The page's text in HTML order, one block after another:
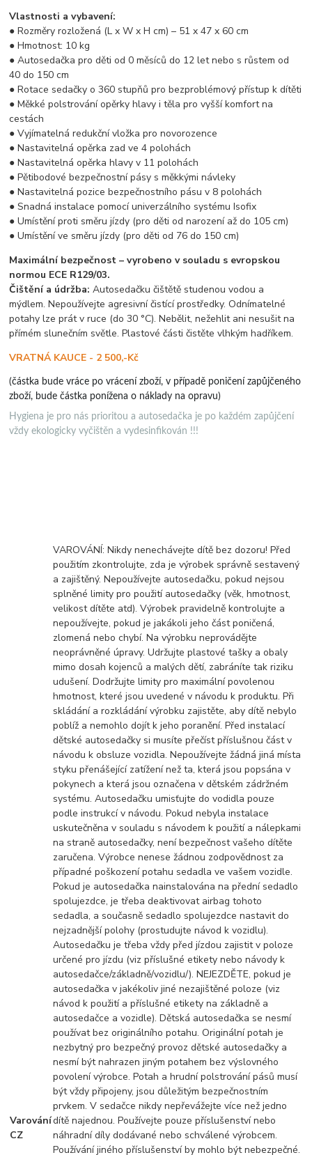
Vlastnosti a vybavení:
● Rozměry rozložená (L x W x H cm) – 51 x 47 x 60 cm
● Hmotnost: 10 kg
● Autosedačka pro děti od 0 měsíců do 12 let nebo s růstem od
40 do 150 cm
● Rotace sedačky o 360 stupňů pro bezproblémový přístup k dítěti
● Měkké polstrování opěrky hlavy i těla pro vyšší komfort na
cestách
● Vyjímatelná redukční vložka pro novorozence
● Nastavitelná opěrka zad ve 4 polohách
● Nastavitelná opěrka hlavy v 11 polohách
● Pětibodové bezpečnostní pásy s měkkými návleky
● Nastavitelná pozice bezpečnostního pásu v 8 polohách
● Snadná instalace pomocí univerzálního systému Isofix
● Umístění proti směru jízdy (pro děti od narození až do 105 cm)
● Umístění ve směru jízdy (pro děti od 76 do 150 cm)
Maximální bezpečnost – vyrobeno v souladu s evropskou
normou ECE R129/03.
Čištění a údržba: Autosedačku čištětě studenou vodou a
mýdlem. Nepoužívejte agresivní čistící prostředky. Odnímatelné
potahy lze prát v ruce (do 30 °С). Nebělit, nežehlit ani nesušit na
přímém slunečním světle. Plastové části čistěte vlhkým hadříkem.
VRATNÁ KAUCE - 2 500,-Kč
(částka bude vráce po vrácení zboží, v případě poničení zapůjčeného
zboží, bude částka ponížena o náklady na opravu)
Hygiena je pro nás prioritou a autosedačka je po každém zapůjčení
vždy ekologicky vyčištěn a vydesinfikován !!!
Varování
CZ
VAROVÁNÍ: Nikdy nenechávejte dítě bez dozoru! Před
použitím zkontrolujte, zda je výrobek správně sestavený
a zajištěný. Nepoužívejte autosedačku, pokud nejsou
splněné limity pro použití autosedačky (věk, hmotnost,
velikost dítěte atd). Výrobek pravidelně kontrolujte a
nepoužívejte, pokud je jakákoli jeho část poničená,
zlomená nebo chybí. Na výrobku neprovádějte
neoprávněné úpravy. Udržujte plastové tašky a obaly
mimo dosah kojenců a malých dětí, zabráníte tak riziku
udušení. Dodržujte limity pro maximální povolenou
hmotnost, které jsou uvedené v návodu k produktu. Při
skládání a rozkládání výrobku zajistěte, aby dítě nebylo
poblíž a nemohlo dojít k jeho poranění. Před instalací
dětské autosedačky si musíte přečíst příslušnou část v
návodu k obsluze vozidla. Nepoužívejte žádná jiná místa
styku přenášející zatížení než ta, která jsou popsána v
pokynech a která jsou označena v dětském zádržném
systému. Autosedačku umisťujte do vodidla pouze
podle instrukcí v návodu. Pokud nebyla instalace
uskutečněna v souladu s návodem k použití a nálepkami
na straně autosedačky, není bezpečnost vašeho dítěte
zaručena. Výrobce nenese žádnou zodpovědnost za
případné poškození potahu sedadla ve vašem vozidle.
Pokud je autosedačka nainstalována na přední sedadlo
spolujezdce, je třeba deaktivovat airbag tohoto
sedadla, a současně sedadlo spolujezdce nastavit do
nejzadnější polohy (prostudujte návod k vozidlu).
Autosedačku je třeba vždy před jízdou zajistit v poloze
určené pro jízdu (viz příslušné etikety nebo návody k
autosedačce/základně/vozidlu/). NEJEZDĚTE, pokud je
autosedačka v jakékoliv jiné nezajištěné poloze (viz
návod k použití a příslušné etikety na základně a
autosedačce a vozidle). Dětská autosedačka se nesmí
používat bez originálního potahu. Originální potah je
nezbytný pro bezpečný provoz dětské autosedačky a
nesmí být nahrazen jiným potahem bez výslovného
povolení výrobce. Potah a hrudní polstrování pásů musí
být vždy připojeny, jsou důležitým bezpečnostním
prvkem. V sedačce nikdy nepřevážejte více než jedno
dítě najednou. Používejte pouze příslušenství nebo
náhradní díly dodávané nebo schválené výrobcem.
Používání jiného příslušenství by mohlo být nebezpečné.